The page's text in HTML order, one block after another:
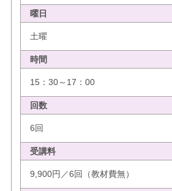
曜日
土曜
時間
15：30～17：00
回数
6回
受講料
9,900円／6回（教材費無）